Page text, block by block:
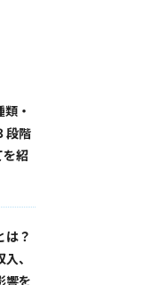
・
段階
を紹
は？
、
響を